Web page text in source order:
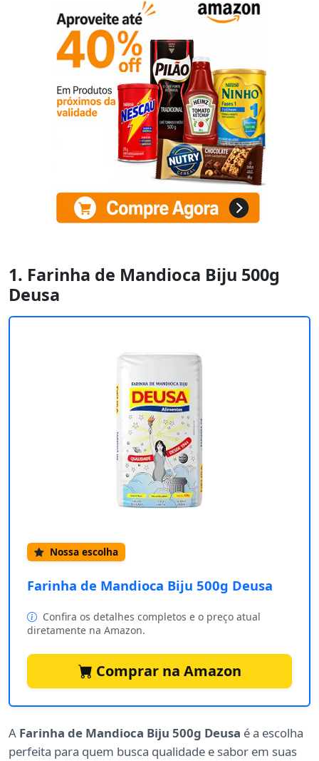
1. Farinha de Mandioca Biju 500g
Deusa
Nossa escolha
Farinha de Mandioca Biju 500g Deusa
Confira os detalhes completos e o preço atual
diretamente na Amazon.
Comprar na Amazon
A Farinha de Mandioca Biju 500g Deusa é a escolha
perfeita para quem busca qualidade e sabor em suas